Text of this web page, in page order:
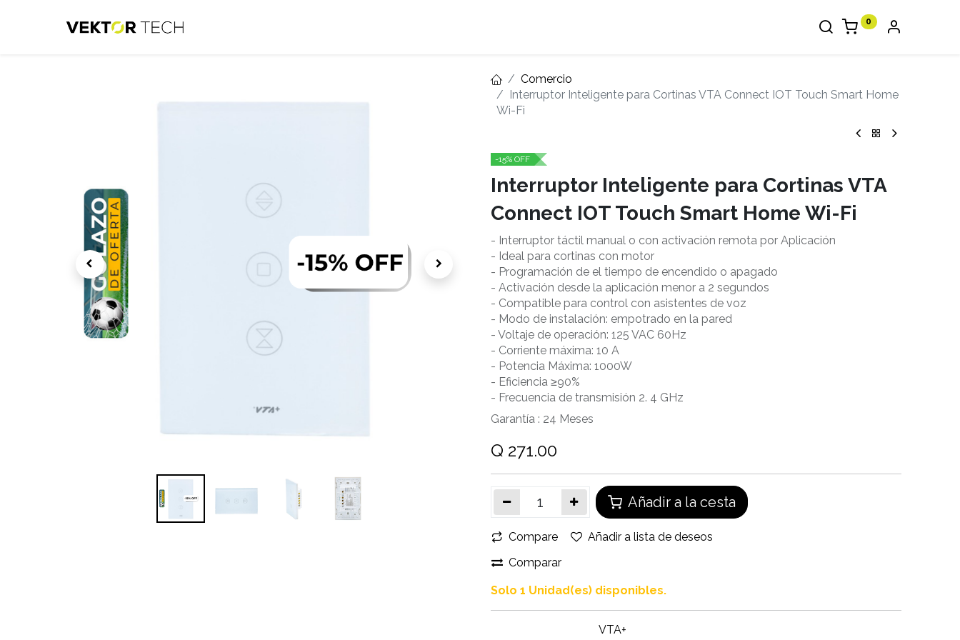
0
Comercio
Interruptor Inteligente para Cortinas VTA Connect IOT Touch Smart Home
Wi-Fi
-15% OFF
Interruptor Inteligente para Cortinas VTA
Connect IOT Touch Smart Home Wi-Fi
- Interruptor táctil manual o con activación remota por Aplicación
- Ideal para cortinas con motor
- Programación de el tiempo de encendido o apagado
- Activación desde la aplicación menor a 2 segundos
- Compatible para control con asistentes de voz
- Modo de instalación: empotrado en la pared
- Voltaje de operación: 125 VAC 60Hz
- Corriente máxima: 10 A
- Potencia Máxima: 1000W
- Eficiencia ≥90%
- Frecuencia de transmisión 2. 4 GHz
Garantía : 24 Meses
Q 271.00
Añadir a la cesta
Compare
Añadir a lista de deseos
Comparar
Solo 1 Unidad(es) disponibles.
VTA+